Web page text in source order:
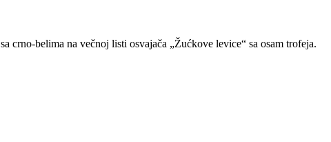
crno-belima na večnoj listi osvajača „Žućkove levice“ sa osam trofeja.